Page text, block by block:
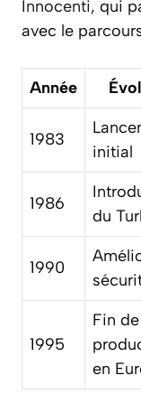
Innocenti, qui
avec le
Année
1983
initial
1986
du
1990
1995
Fin
en